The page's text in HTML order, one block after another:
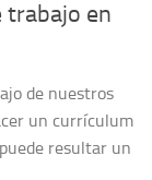
trabajo en
de nuestros
un currículum
resultar un